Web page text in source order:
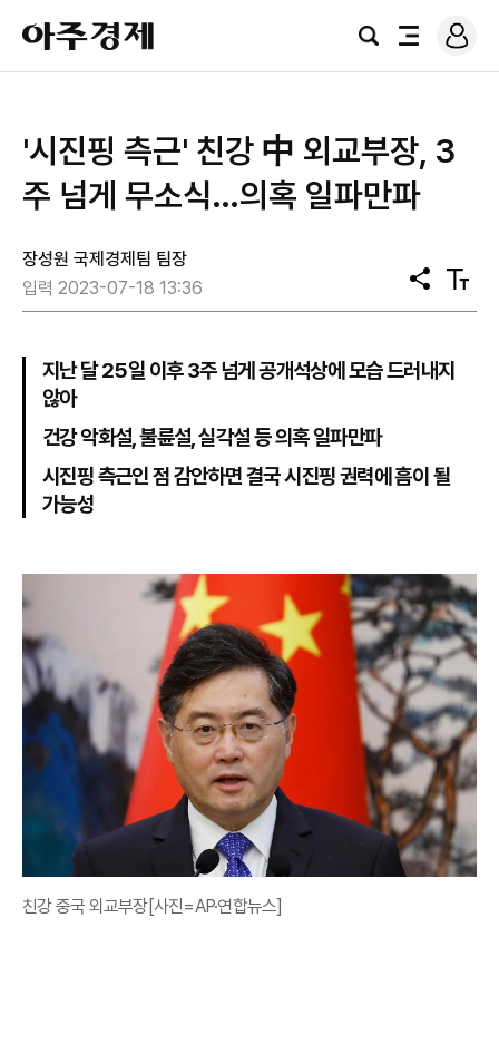
아
주
경
검
전
로
그
'시진핑 측근' 친강 中 외교부장, 3
주 넘게 무소식…의혹 일파만파
장성원 국제경제팀 팀장
입력 2023-07-18 13:36
공
유
텍
스
지난 달 25일 이후 3주 넘게 공개석상에 모습 드러내지
않아
건강 악화설, 불륜설, 실각설 등 의혹 일파만파
시진핑 측근인 점 감안하면 결국 시진핑 권력에 흠이 될
가능성
친강 중국 외교부장[사진=AP·연합뉴스]